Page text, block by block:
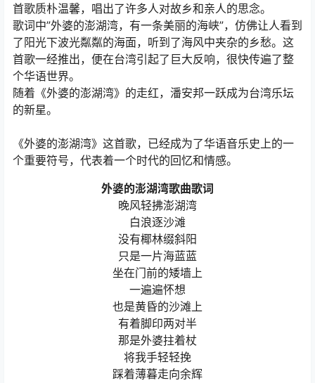
首歌质朴温馨，唱出了许多人对故乡和亲人的思念。
歌词中”外婆的澎湖湾，有一条美丽的海峡”，仿佛让人看到
了阳光下波光粼粼的海面，听到了海风中夹杂的乡愁。这
首歌一经推出，便在台湾引起了巨大反响，很快传遍了整
个华语世界。
随着《外婆的澎湖湾》的走红，潘安邦一跃成为台湾乐坛
的新星。
《外婆的澎湖湾》这首歌，已经成为了华语音乐史上的一
个重要符号，代表着一个时代的回忆和情感。
外婆的澎湖湾歌曲歌词
晚风轻拂澎湖湾
白浪逐沙滩
没有椰林缀斜阳
只是一片海蓝蓝
坐在门前的矮墙上
一遍遍怀想
也是黄昏的沙滩上
有着脚印两对半
那是外婆拄着杖
将我手轻轻挽
踩着薄暮走向余辉